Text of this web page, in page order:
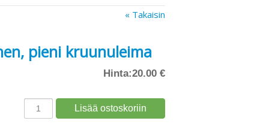
« Takaisin
pieni kruunuleima
Hinta:20.00 €